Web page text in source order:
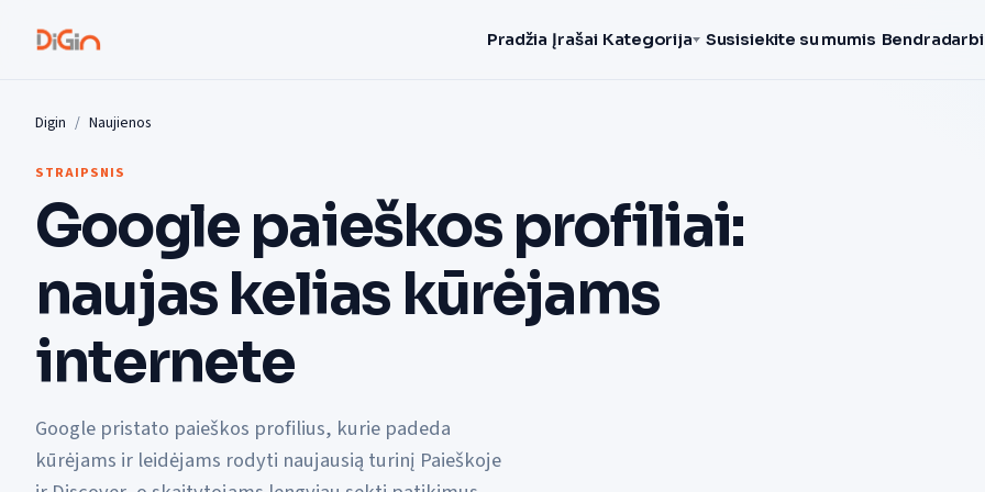
Pradžia Įrašai Kategorija Susisiekite su mumis
Digin Naujienos
STRAIPSNIS
Google paieškos profiliai:
naujas kelias kūrėjams
internete
Google pristato paieškos profilius, kurie padeda
kūrėjams ir leidėjams rodyti naujausią turinį Paieškoje